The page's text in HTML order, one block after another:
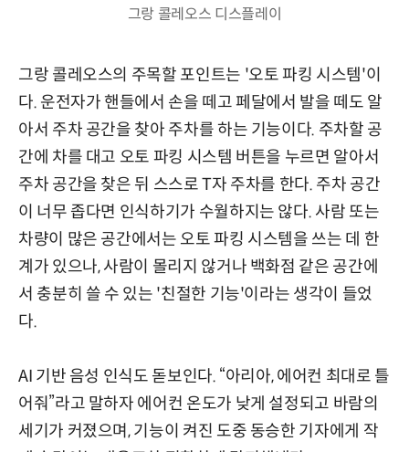
그랑 콜레오스 디스플레이
그랑 콜레오스의 주목할 포인트는 '오토 파킹 시스템'이
다. 운전자가 핸들에서 손을 떼고 페달에서 발을 떼도 알
아서 주차 공간을 찾아 주차를 하는 기능이다. 주차할 공
간에 차를 대고 오토 파킹 시스템 버튼을 누르면 알아서
주차 공간을 찾은 뒤 스스로 T자 주차를 한다. 주차 공간
이 너무 좁다면 인식하기가 수월하지는 않다. 사람 또는
차량이 많은 공간에서는 오토 파킹 시스템을 쓰는 데 한
계가 있으나, 사람이 몰리지 않거나 백화점 같은 공간에
서 충분히 쓸 수 있는 '친절한 기능'이라는 생각이 들었
다.
AI 기반 음성 인식도 돋보인다. “아리아, 에어컨 최대로 틀
어줘”라고 말하자 에어컨 온도가 낮게 설정되고 바람의
세기가 커졌으며, 기능이 켜진 도중 동승한 기자에게 작